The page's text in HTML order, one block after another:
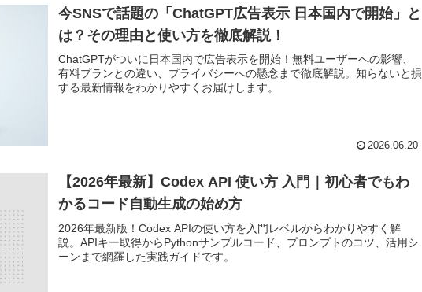
今SNSで話題の「ChatGPT広告表示 日本国内で開始」と
は？その理由と使い方を徹底解説！
ChatGPTがついに日本国内で広告表示を開始！無料ユーザーへの影響、
有料プランとの違い、プライバシーへの懸念まで徹底解説。知らないと損
する最新情報をわかりやすくお届けします。
2026.06.20
【2026年最新】Codex API 使い方 入門｜初心者でもわ
かるコード自動生成の始め方
2026年最新版！Codex APIの使い方を入門レベルからわかりやすく解
説。APIキー取得からPythonサンプルコード、プロンプトのコツ、活用シ
ーンまで網羅した実践ガイドです。